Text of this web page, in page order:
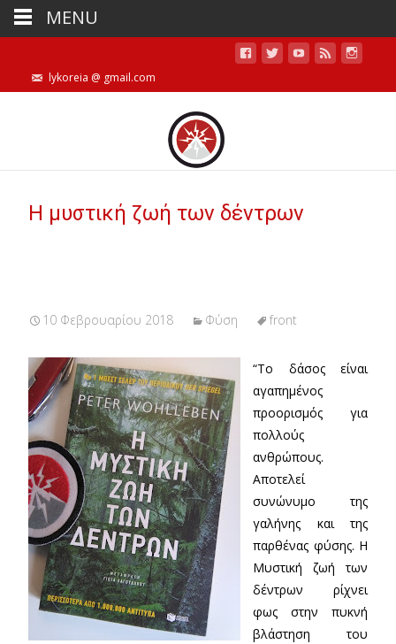
lykoreia @ gmail.com
Η μυστική ζωή των δέντρων
10 Φεβρουαρίου 2018 Φύση front
“Το δάσος είναι
αγαπημένος
προορισμός για
πολλούς
ανθρώπους.
Αποτελεί
συνώνυμο της
γαλήνης και της
παρθένας φύσης. H
Mυστική ζωή των
δέντρων ρίχνει
φως στην πυκνή
βλάστηση του
MENU